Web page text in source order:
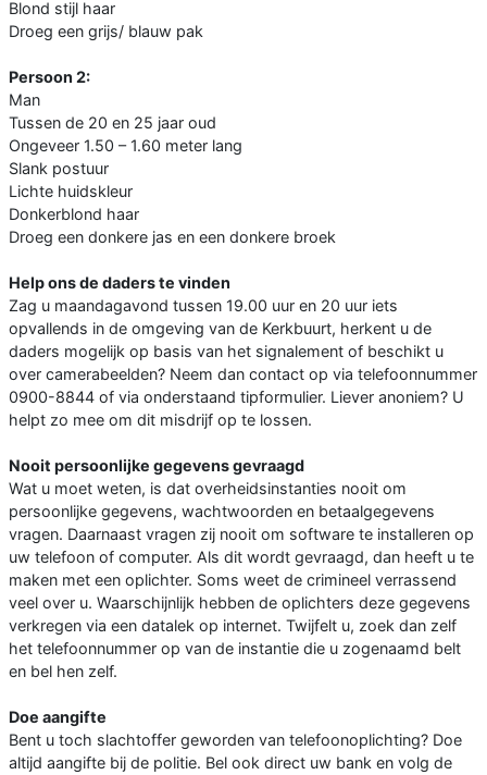
Blond stijl haar
Droeg een grijs/ blauw pak
Persoon 2:
Man
Tussen de 20 en 25 jaar oud
Ongeveer 1.50 – 1.60 meter lang
Slank postuur
Lichte huidskleur
Donkerblond haar
Droeg een donkere jas en een donkere broek
Help ons de daders te vinden
Zag u maandagavond tussen 19.00 uur en 20 uur iets
opvallends in de omgeving van de Kerkbuurt, herkent u de
daders mogelijk op basis van het signalement of beschikt u
over camerabeelden? Neem dan contact op via telefoonnummer
0900-8844 of via onderstaand tipformulier. Liever anoniem? U
helpt zo mee om dit misdrijf op te lossen.
Nooit persoonlijke gegevens gevraagd
Wat u moet weten, is dat overheidsinstanties nooit om
persoonlijke gegevens, wachtwoorden en betaalgegevens
vragen. Daarnaast vragen zij nooit om software te installeren op
uw telefoon of computer. Als dit wordt gevraagd, dan heeft u te
maken met een oplichter. Soms weet de crimineel verrassend
veel over u. Waarschijnlijk hebben de oplichters deze gegevens
verkregen via een datalek op internet. Twijfelt u, zoek dan zelf
het telefoonnummer op van de instantie die u zogenaamd belt
en bel hen zelf.
Doe aangifte
Bent u toch slachtoffer geworden van telefoonoplichting? Doe
altijd aangifte bij de politie. Bel ook direct uw bank en volg de